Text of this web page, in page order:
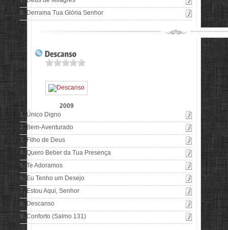
8. Derrama Tua Glória Senhor
2009
1. Único Digno
2.Bem-Aventurado
3. Filho de Deus
4. Quero Beber da Tua Presença
5. Te Adoramos
6. Eu Tenho um Desejo
7. Estou Aqui, Senhor
8. Descanso
9. Conforto (Salmo 131)